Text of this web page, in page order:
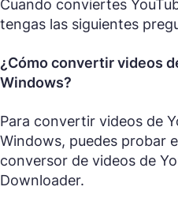
Cuando conviertes
tengas las siguientes
¿Cómo convertir videos
Windows?
Para convertir videos de
Windows, puedes probar
conversor de videos de
Downloader.